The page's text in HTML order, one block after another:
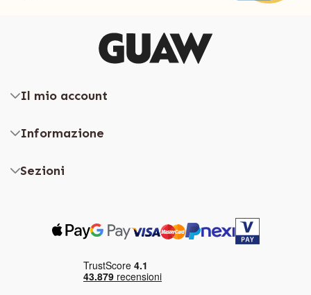
Il mio account
Informazione
Sezioni